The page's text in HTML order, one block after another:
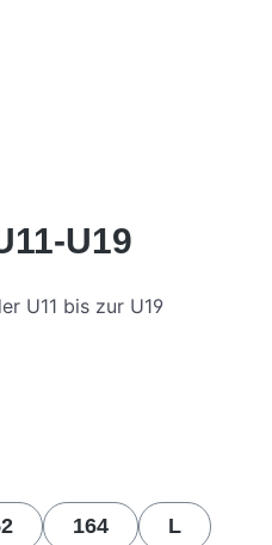
U19
U11 bis zur U19
164 L